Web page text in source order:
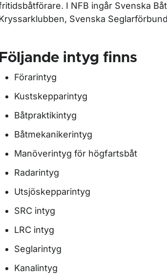
för Sjösäkerhet
för Köpa båt
för Båtmiljö
för Lagar och regler för fritidsbåtar
I NFB ingår Svenska
Svenska
Följande intyg finns
Förarintyg
Kustskepparintyg
Båtpraktikintyg
Båtmekanikerintyg
Manöverintyg för högfartsbåt
Radarintyg
Utsjöskepparintyg
SRC intyg
LRC intyg
Seglarintyg
Kanalintyg